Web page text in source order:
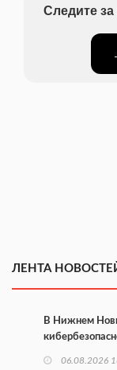
Следите
ЛЕНТА
В Нижнем
06.08.2026